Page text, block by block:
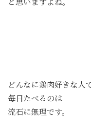
どんなに鶏肉好きな人
毎日たべるのは
流石に無理です。